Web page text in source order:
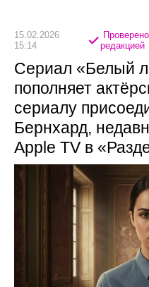
15.02.2026
15:14
Проверено
редакцией
Сериал «Белый
пополняет
сериалу
Бернхард,
Apple TV в